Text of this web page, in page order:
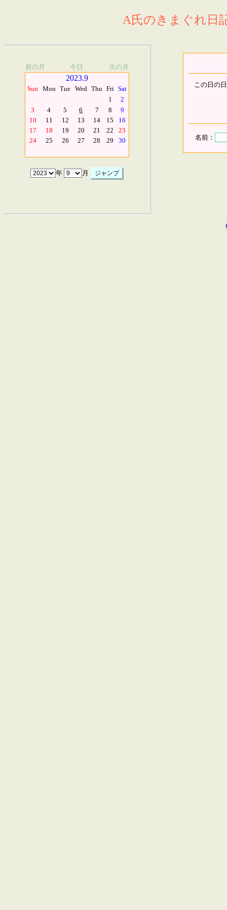
A氏のきまぐれ日
前の月 今日 次の月
2023.9
Sun Mon Tue Wed Thu Fri Sat
1
2
3
4 5 6 7 8
9
10
11 12 13 14 15
16
17
18 19 20 21 22
23
24
25 26 27 28 29 30
年 月
この日の
名前：